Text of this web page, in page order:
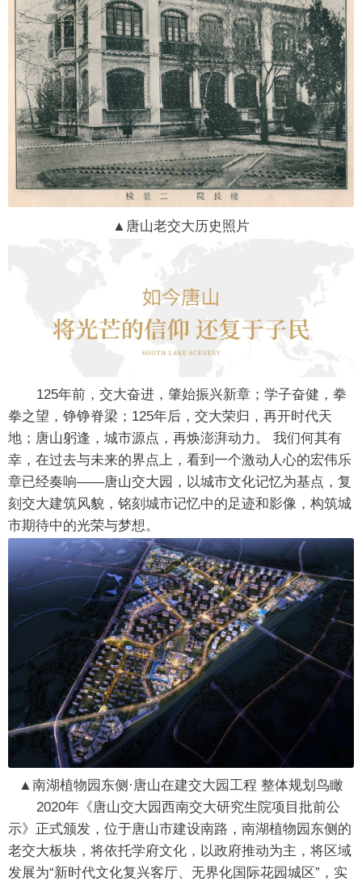
▲唐山老交大历史照片
125年前，交大奋进，肇始振兴新章；学子奋健，拳
拳之望，铮铮脊梁；125年后，交大荣归，再开时代天
地；唐山躬逢，城市源点，再焕澎湃动力。 我们何其有
幸，在过去与未来的界点上，看到一个激动人心的宏伟乐
章已经奏响——唐山交大园，以城市文化记忆为基点，复
刻交大建筑风貌，铭刻城市记忆中的足迹和影像，构筑城
市期待中的光荣与梦想。
▲南湖植物园东侧·唐山在建交大园工程 整体规划鸟瞰
2020年《唐山交大园西南交大研究生院项目批前公
示》正式颁发，位于唐山市建设南路，南湖植物园东侧的
老交大板块，将依托学府文化，以政府推动为主，将区域
发展为“新时代文化复兴客厅、无界化国际花园城区”，实